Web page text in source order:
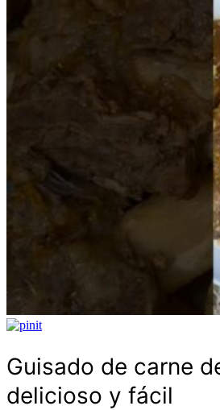
Guisado de carne
delicioso y fácil